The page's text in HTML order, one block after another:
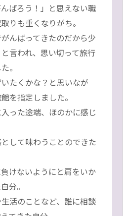
ばろう！」と思えない職
りも重くなりがち。
んばってきたのだから少
言われ、思い切って旅行
。
たくかな？と思いなが
を指定しました。
った途端、ほのかに感じ
として味わうことのできた
けないようにと肩をいか
分。
活のことなど、誰に相談